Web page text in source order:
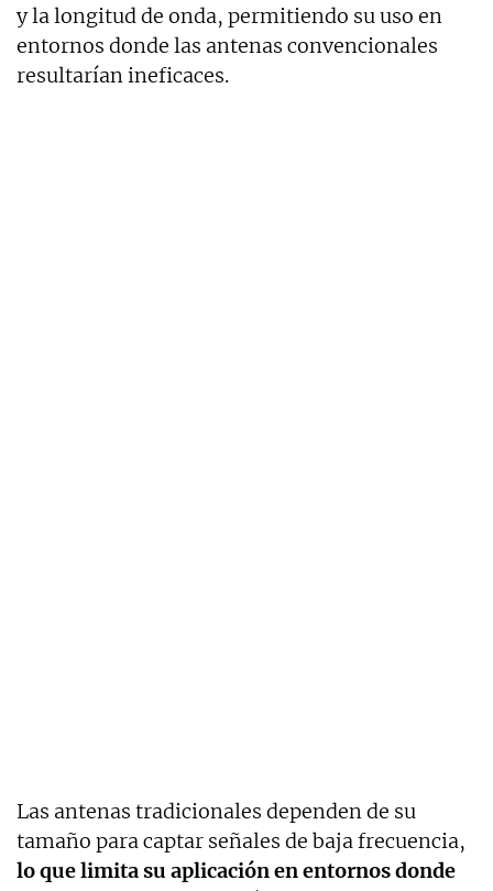
y la longitud de onda, permitiendo su uso en
entornos donde las antenas convencionales
resultarían ineficaces.
Las antenas tradicionales dependen de su
tamaño para captar señales de baja frecuencia,
lo que limita su aplicación en entornos donde